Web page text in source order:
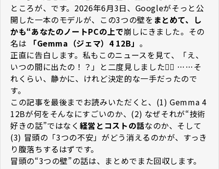
ところが、です。2026年6月3日、Googleがそっと公
開した一本のモデルが、この3つの壁を まとめて、し
かも“あなたのノートPCの上で崩しにきました。その
名は
「Gemma（ジェマ）4 12B」 。
正直に告白します。私もこのニュースを見て、「え、
いつの間に出たの！？」と二度見しました😵‍💫 ……そ
れくらい、静かに、けれど決定的な一手だったので
す。
この記事を最後までお読みいただくと、(1) Gemma 4
12Bが何をそんなにすごいのか、(2) なぜそれが“技術
好きの話”ではなく 経営とコストの話なのか、そして
(3) 冒頭の「3つの不安」がどう消えるのか――が、すっき
り腹落ちするはずです。
冒頭の“3つの壁”の話は、まとめでまた回収します。